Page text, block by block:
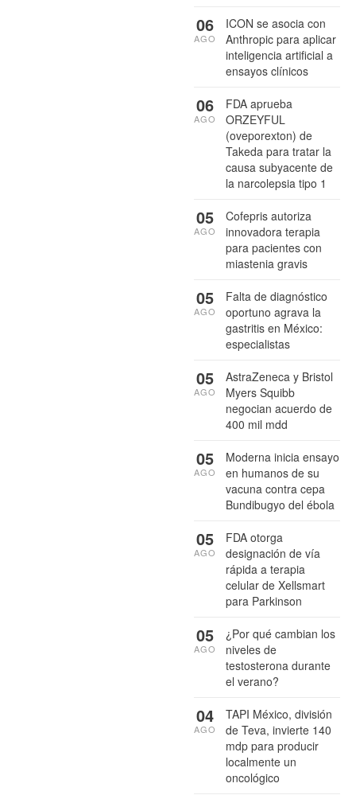
ICON se asocia con
Anthropic para aplicar
inteligencia artificial a
ensayos clínicos
06
AGO
FDA aprueba
ORZEYFUL
(oveporexton) de
Takeda para tratar la
causa subyacente de
la narcolepsia tipo 1
06
AGO
Cofepris autoriza
innovadora terapia
para pacientes con
miastenia gravis
05
AGO
Falta de diagnóstico
oportuno agrava la
gastritis en México:
especialistas
05
AGO
AstraZeneca y Bristol
Myers Squibb
negocian acuerdo de
400 mil mdd
05
AGO
Moderna inicia ensayo
en humanos de su
vacuna contra cepa
Bundibugyo del ébola
05
AGO
FDA otorga
designación de vía
rápida a terapia
celular de Xellsmart
para Parkinson
05
AGO
¿Por qué cambian los
niveles de
testosterona durante
el verano?
05
AGO
TAPI México, división
de Teva, invierte 140
mdp para producir
localmente un
oncológico
04
AGO